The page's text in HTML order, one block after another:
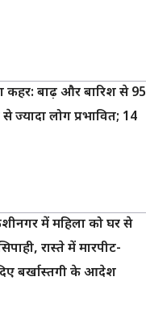
बाढ़ और बारिश से 95
ज्यादा लोग प्रभावित; 14
में महिला को घर से
रास्ते में मारपीट-
बर्खास्तगी के आदेश